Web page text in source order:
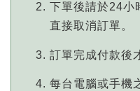
下單後請於24小
直接取消訂單。
訂單完成付款後
每台電腦或手機